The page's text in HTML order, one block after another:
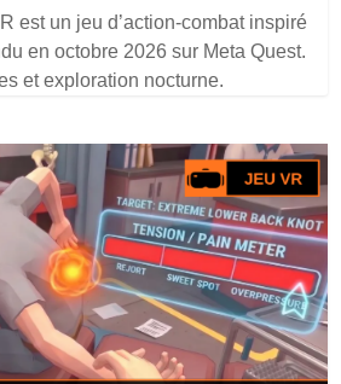
est un jeu d’action-combat inspiré
en octobre 2026 sur Meta Quest.
et exploration nocturne.